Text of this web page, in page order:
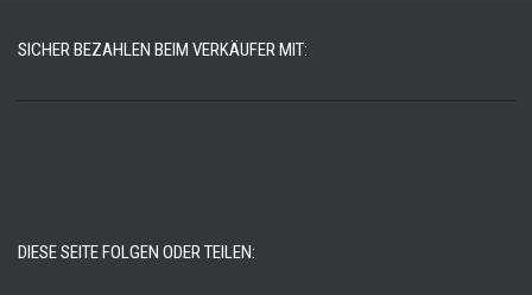
SICHER BEZAHLEN BEIM VERKÄUFER MIT:
DIESE SEITE FOLGEN ODER TEILEN: